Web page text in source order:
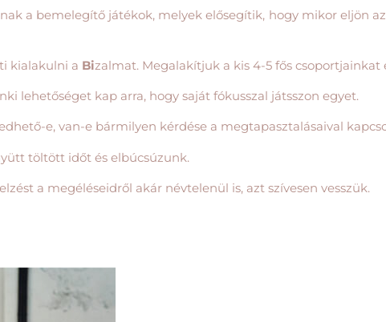
a bemelegítő játékok, melyek elősegítik, hogy mikor eljön
kialakulni a Bizalmat. Megalakítjuk a kis 4-5 fős csoportjainkat
lehetőséget kap arra, hogy saját fókusszal játsszon egyet.
e, van-e bármilyen kérdése a megtapasztalásaival
töltött időt és elbúcsúzunk.
a megéléseidről akár névtelenül is, azt szívesen vesszük.